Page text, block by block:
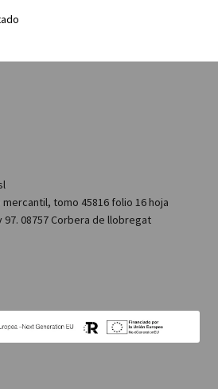
mercantil, tomo 45816 folio 16 hoja
97. 08757 Corbera de llobregat